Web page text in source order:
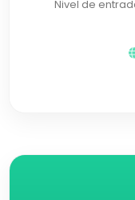
Nivel de